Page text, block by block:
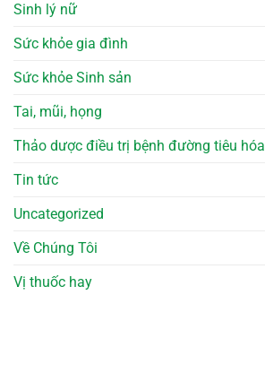
Sinh lý nữ
Sức khỏe gia đình
Sức khỏe Sinh sản
Tai, mũi, họng
Thảo dược điều trị bệnh đường tiêu hóa
Tin tức
Uncategorized
Về Chúng Tôi
Vị thuốc hay